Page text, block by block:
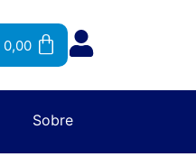
0,00
Sobre